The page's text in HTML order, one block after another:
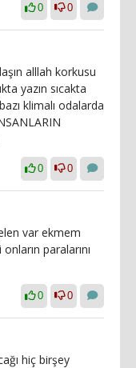
0 0
alllah korkusu
yazın sıcakta
klimalı odalarda
0 0
var ekmem
paralarını
0 0
hiç birşey